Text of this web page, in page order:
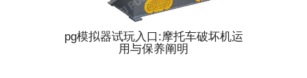
pg模拟器试玩入口:摩托车破坏机运
用与保养阐明